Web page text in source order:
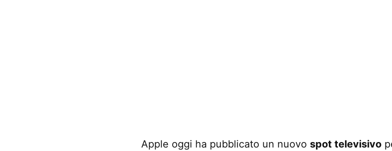
Apple oggi ha pubblicato un nuovo spot televisivo